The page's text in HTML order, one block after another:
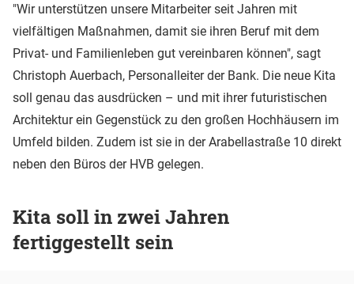
"Wir unterstützen unsere Mitarbeiter seit Jahren mit
vielfältigen Maßnahmen, damit sie ihren Beruf mit dem
Privat- und Familienleben gut vereinbaren können", sagt
Christoph Auerbach, Personalleiter der Bank. Die neue Kita
soll genau das ausdrücken – und mit ihrer futuristischen
Architektur ein Gegenstück zu den großen Hochhäusern im
Umfeld bilden. Zudem ist sie in der Arabellastraße 10 direkt
neben den Büros der HVB gelegen.
Kita soll in zwei Jahren
fertiggestellt sein